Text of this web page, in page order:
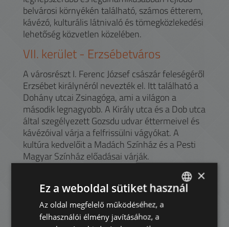
belvárosi környékén található, számos étterem,
kávézó, kulturális látnivaló és tömegközlekedési
lehetőség közvetlen közelében.
VII. kerület - Erzsébetváros
A városrészt I. Ferenc József császár feleségéről
Erzsébet királynéról nevezték el. Itt található a
Dohány utcai Zsinagóga, ami a világon a
második legnagyobb. A Király utca és a Dob utca
által szegélyezett Gozsdu udvar éttermeivel és
kávézóival várja a felfrissülni vágyókat. A
kultúra kedvelőit a Madách Színház és a Pesti
Magyar Színház előadásai várják.
Legközelebbi bevásárlóközpontok az Aréna
Pláza a Keleti Pályaudvar szomszédságában és
az Europeum a Blaha Lujza tér mellett.
A Nagykörút Erzsébet körúti szakaszán a 4-6-os
villamosvonal fut keresztül az Astoria
×
Ez a weboldal sütiket használ
Az oldal megfelelő működéséhez, a
felhasználói élmény javításához, a